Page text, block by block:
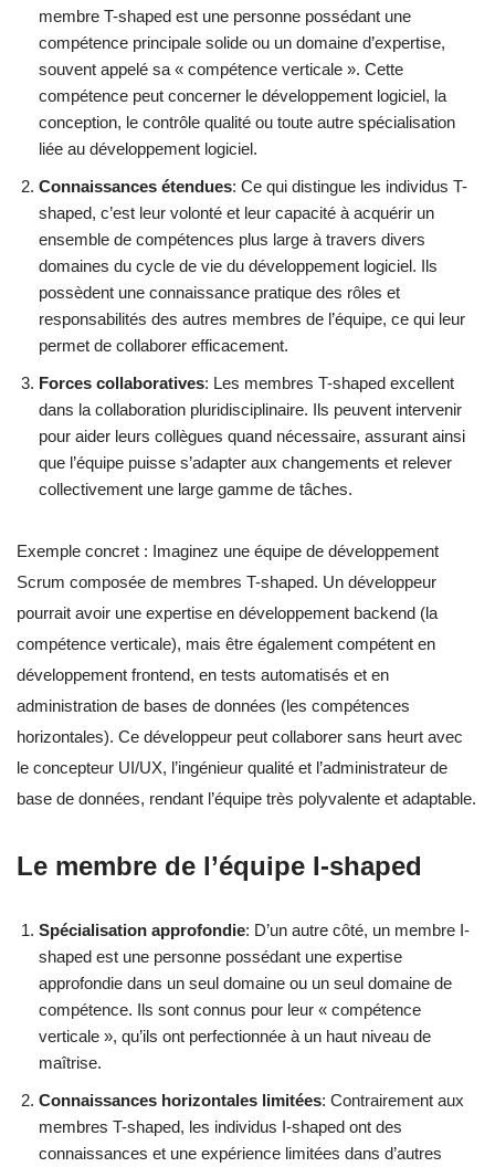
membre T-shaped est une personne possédant une
compétence principale solide ou un domaine d’expertise,
souvent appelé sa « compétence verticale ». Cette
compétence peut concerner le développement logiciel, la
conception, le contrôle qualité ou toute autre spécialisation
liée au développement logiciel.
Connaissances étendues: Ce qui distingue les individus T-
shaped, c’est leur volonté et leur capacité à acquérir un
ensemble de compétences plus large à travers divers
domaines du cycle de vie du développement logiciel. Ils
possèdent une connaissance pratique des rôles et
responsabilités des autres membres de l’équipe, ce qui leur
permet de collaborer efficacement.
Forces collaboratives: Les membres T-shaped excellent
dans la collaboration pluridisciplinaire. Ils peuvent intervenir
pour aider leurs collègues quand nécessaire, assurant ainsi
que l’équipe puisse s’adapter aux changements et relever
collectivement une large gamme de tâches.
Exemple concret : Imaginez une équipe de développement
Scrum composée de membres T-shaped. Un développeur
pourrait avoir une expertise en développement backend (la
compétence verticale), mais être également compétent en
développement frontend, en tests automatisés et en
administration de bases de données (les compétences
horizontales). Ce développeur peut collaborer sans heurt avec
le concepteur UI/UX, l’ingénieur qualité et l’administrateur de
base de données, rendant l’équipe très polyvalente et adaptable.
Le membre de l’équipe I-shaped
Spécialisation approfondie: D’un autre côté, un membre I-
shaped est une personne possédant une expertise
approfondie dans un seul domaine ou un seul domaine de
compétence. Ils sont connus pour leur « compétence
verticale », qu’ils ont perfectionnée à un haut niveau de
maîtrise.
Connaissances horizontales limitées: Contrairement aux
membres T-shaped, les individus I-shaped ont des
connaissances et une expérience limitées dans d’autres